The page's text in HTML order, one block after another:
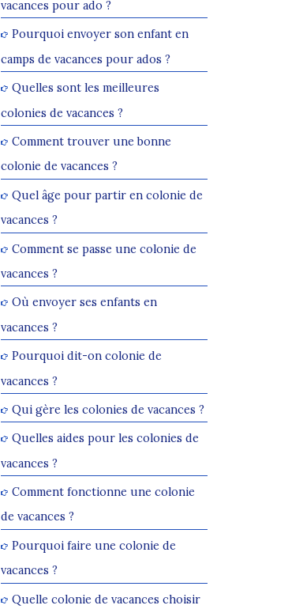
vacances pour ado ?
Pourquoi envoyer son enfant en
camps de vacances pour ados ?
Quelles sont les meilleures
colonies de vacances ?
Comment trouver une bonne
colonie de vacances ?
Quel âge pour partir en colonie de
vacances ?
Comment se passe une colonie de
vacances ?
Où envoyer ses enfants en
vacances ?
Pourquoi dit-on colonie de
vacances ?
Qui gère les colonies de vacances ?
Quelles aides pour les colonies de
vacances ?
Comment fonctionne une colonie
de vacances ?
Pourquoi faire une colonie de
vacances ?
Quelle colonie de vacances choisir